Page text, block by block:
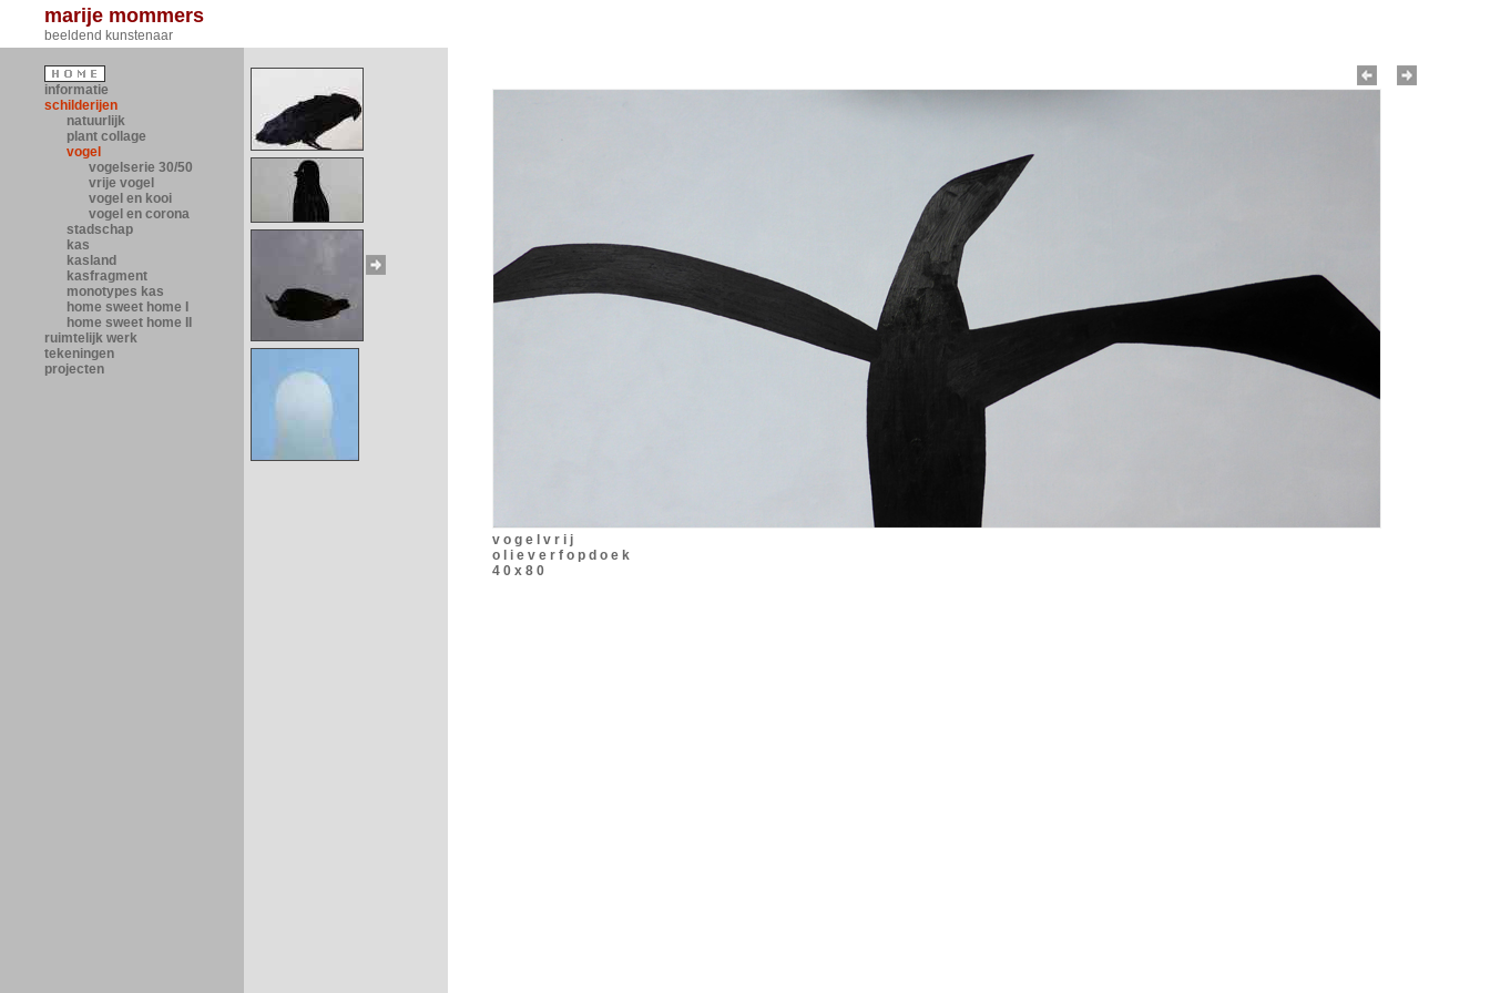
marije mommers
beeldend kunstenaar
informatie
schilderijen
natuurlijk
plant collage
vogel
vogelserie 30/50
vrije vogel
vogel en kooi
vogel en corona
stadschap
kas
kasland
kasfragment
monotypes kas
home sweet home I
home sweet home II
ruimtelijk werk
tekeningen
projecten
v o g e l v r i j
o l i e v e r f o p d o e k
4 0 x 8 0